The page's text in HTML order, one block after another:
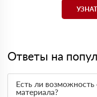
Ответы на
Есть ли
материала?